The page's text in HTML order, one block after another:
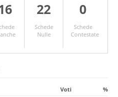
22
Schede
Nulle
0
Schede
Contestate
Voti %